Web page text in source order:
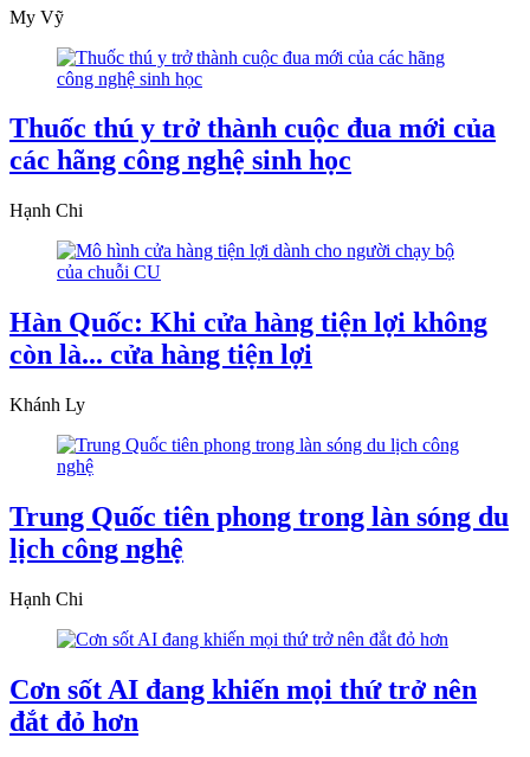
My Vỹ
Thuốc thú y trở thành cuộc đua mới của
các hãng công nghệ sinh học
Hạnh Chi
Hàn Quốc: Khi cửa hàng tiện lợi không
còn là... cửa hàng tiện lợi
Khánh Ly
Trung Quốc tiên phong trong làn sóng du
lịch công nghệ
Hạnh Chi
Cơn sốt AI đang khiến mọi thứ trở nên
đắt đỏ hơn